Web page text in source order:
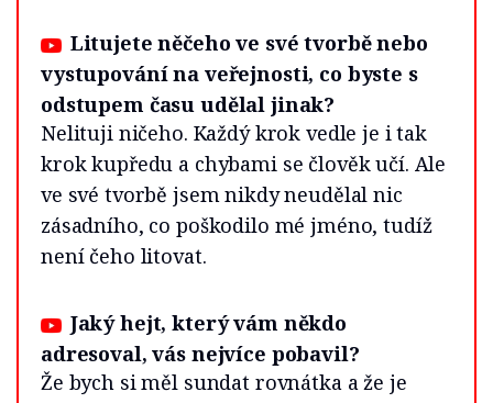
Litujete něčeho ve své tvorbě nebo
vystupování na veřejnosti, co byste s
odstupem času udělal jinak?
Nelituji ničeho. Každý krok vedle je i tak
krok kupředu a chybami se člověk učí. Ale
ve své tvorbě jsem nikdy neudělal nic
zásadního, co poškodilo mé jméno, tudíž
není čeho litovat.
Jaký hejt, který vám někdo
adresoval, vás nejvíce pobavil?
Že bych si měl sundat rovnátka a že je